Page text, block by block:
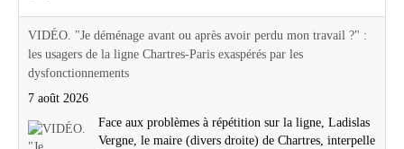
VIDÉO. "Je déménage avant ou après avoir perdu mon travail ?" :
les usagers de la ligne Chartres-Paris exaspérés par les
dysfonctionnements
7 août 2026
Face aux problèmes à répétition sur la ligne, Ladislas
Vergne, le maire (divers droite) de Chartres, interpelle